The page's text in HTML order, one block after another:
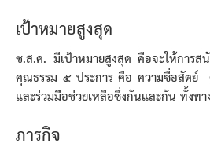
เป้าหมายสูงสุด
ช.ส.ค. มีเป้าหมายสูงสุด คือจะให้การ
คุณธรรม ๕ ประการ คือ ความซื่อสัตย์
และร่วมมือช่วยเหลือซึ่งกันและกัน ทั้ง
ภารกิจ